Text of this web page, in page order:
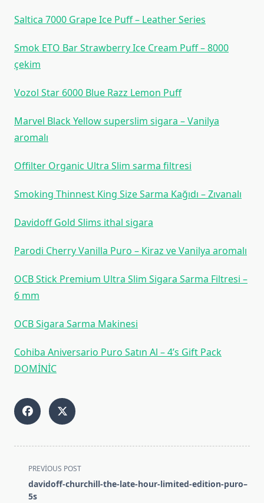
Saltica 7000 Grape Ice Puff – Leather Series
Smok ETO Bar Strawberry Ice Cream Puff – 8000
çekim
Vozol Star 6000 Blue Razz Lemon Puff
Marvel Black Yellow superslim sigara – Vanilya
aromalı
Offilter Organic Ultra Slim sarma filtresi
Smoking Thinnest King Size Sarma Kağıdı – Zıvanalı
Davidoff Gold Slims ithal sigara
Parodi Cherry Vanilla Puro – Kiraz ve Vanilya aromalı
OCB Stick Premium Ultra Slim Sigara Sarma Filtresi –
6 mm
OCB Sigara Sarma Makinesi
Cohiba Aniversario Puro Satın Al – 4’s Gift Pack
DOMİNİC
<span
class="nav-
subtitle
PREVIOUS POST
davidoff-churchill-the-late-hour-limited-edition-puro–
5s